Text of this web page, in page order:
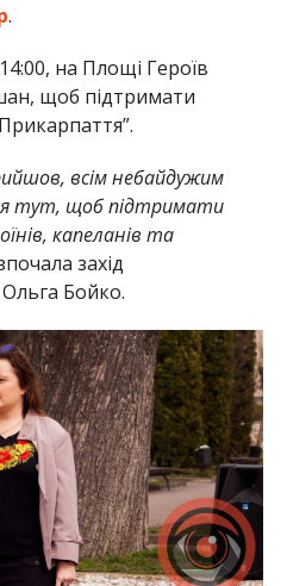
.
на Площі Героїв
щоб підтримати
всім небайдужим
тут, щоб підтримати
капеланів та
захід
Ольга Бойко.